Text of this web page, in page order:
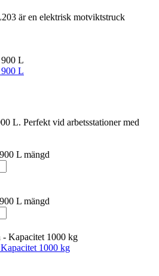
är en elektrisk motviktstruck
L
L. Perfekt vid arbetsstationer med
L mängd
L mängd
1000 kg